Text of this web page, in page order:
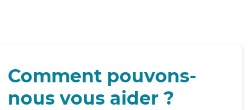
Comment pouvons-
nous vous aider ?